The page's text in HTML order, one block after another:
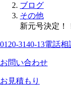
ブログ
その他
新元号決定！
0120-3140-13電話相
お問い合わせ
お見積もり